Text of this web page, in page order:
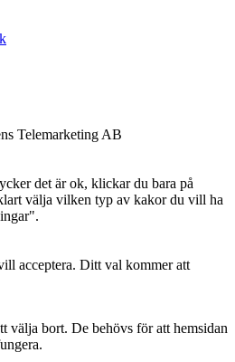
Telemarketing AB
det är ok, klickar du bara på
välja vilken typ av kakor du vill ha
acceptera. Ditt val kommer att
välja bort. De behövs för att hemsidan